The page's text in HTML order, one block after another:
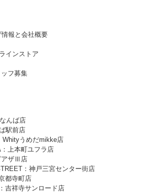
情報と会社概要
インストア
フ募集
んば店
駅前店
Whityうめだmikke店
上本町ユフラ店
アザⅢ店
：神戸三宮センター街店
都寺町店
吉祥寺サンロード店